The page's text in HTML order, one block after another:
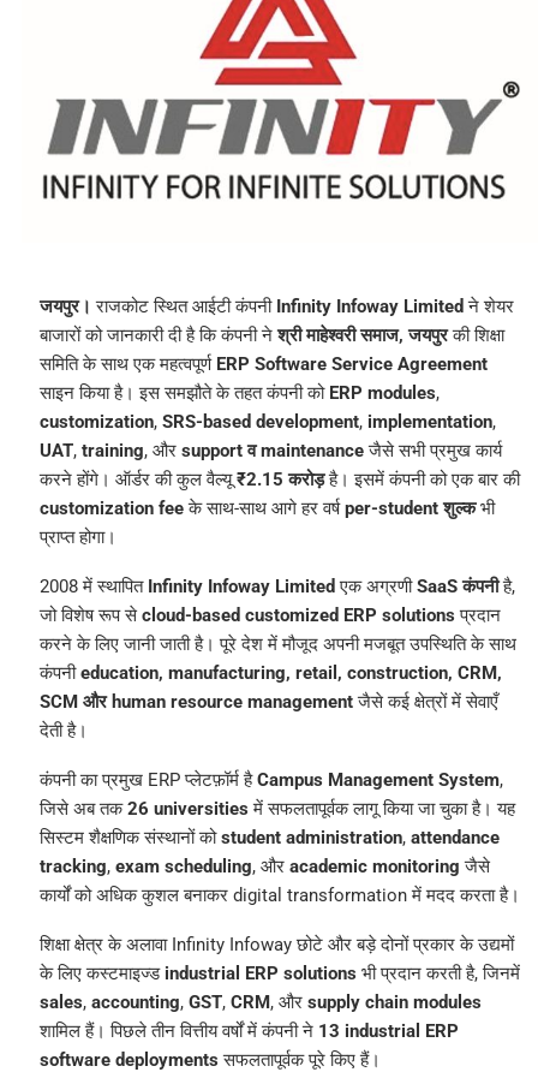
जयपुर। राजकोट स्थित आईटी कंपनी Infinity Infoway Limited ने शेयर
बाजारों को जानकारी दी है कि कंपनी नेश्री माहेश्वरी समाज, जयपुरकी शिक्षा
समिति के साथ एक महत्वपूर्ण ERP Software Service Agreement
साइन किया है। इस समझौते के तहत कंपनी को ERP modules,
customization, SRS-based development, implementation,
UAT, training, और support व maintenanceजैसे सभी प्रमुख कार्य
करने होंगे। ऑर्डर की कुल वैल्यू₹2.15 करोड़है। इसमें कंपनी को एक बार की
customization feeके साथ-साथ आगे हर वर्षper-student शुल्कभी
प्राप्त होगा।
2008 में स्थापित Infinity Infoway Limited एक अग्रणीSaaS कंपनीहै,
जो विशेष रूप सेcloud-based customized ERP solutions प्रदान
करने के लिए जानी जाती है। पूरे देश में मौजूद अपनी मजबूत उपस्थिति के साथ
कंपनीeducation, manufacturing, retail, construction, CRM,
SCM और human resource managementजैसे कई क्षेत्रों में सेवाएँ
देती है।
कंपनी का प्रमुख ERP प्लेटफ़ॉर्म हैCampus Management System,
जिसे अब तक26 universities में सफलतापूर्वक लागू किया जा चुका है। यह
सिस्टम शैक्षणिक संस्थानों कोstudent administration, attendance
tracking, exam scheduling, और academic monitoring जैसे
कार्यों को अधिक कुशल बनाकर digital transformation में मदद करता है।
शिक्षा क्षेत्र के अलावा Infinity Infoway छोटे और बड़े दोनों प्रकार के उद्यमों
के लिए कस्टमाइज्ड industrial ERP solutions भी प्रदान करती है, जिनमें
sales, accounting, GST, CRM, और supply chain modules
शामिल हैं। पिछले तीन वित्तीय वर्षों में कंपनी ने 13 industrial ERP
software deployments सफलतापूर्वक पूरे किए हैं।